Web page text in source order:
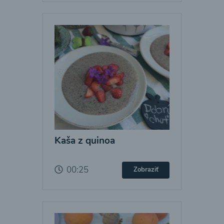
Kaša z quinoa
00:25 Zobraziť